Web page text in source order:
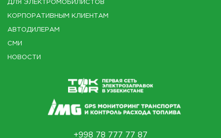
ДЛЯ ЭЛЕКТРОМОБИЛИСТОВ
КОРПОРАТИВНЫМ КЛИЕНТАМ
АВТОДИЛЕРАМ
СМИ
НОВОСТИ
+998 78 777 77 87